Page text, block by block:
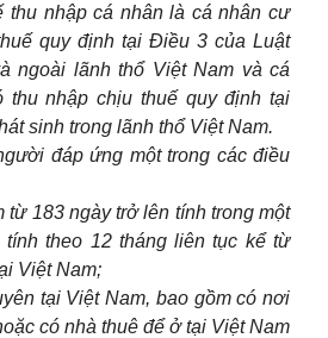
thu nhập cá nhân là cá nhân cư
quy định tại Điều 3 của Luật
ngoài lãnh thổ Việt Nam và cá
thu nhập chịu thuế quy định tại
sinh trong lãnh thổ Việt Nam.
đáp ứng một trong các điều
từ 183 ngày trở lên tính trong một
theo 12 tháng liên tục kể từ
Việt Nam;
tại Việt Nam, bao gồm có nơi
có nhà thuê để ở tại Việt Nam